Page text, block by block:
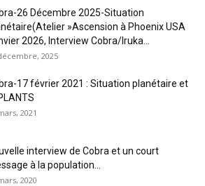
26 Décembre 2025-Situation
»Ascension à Phoenix USA
2026, Interview Cobra/Iruka...
2025
17 février 2021 : Situation planétaire et
2021
interview de Cobra et un court
à la population...
2020